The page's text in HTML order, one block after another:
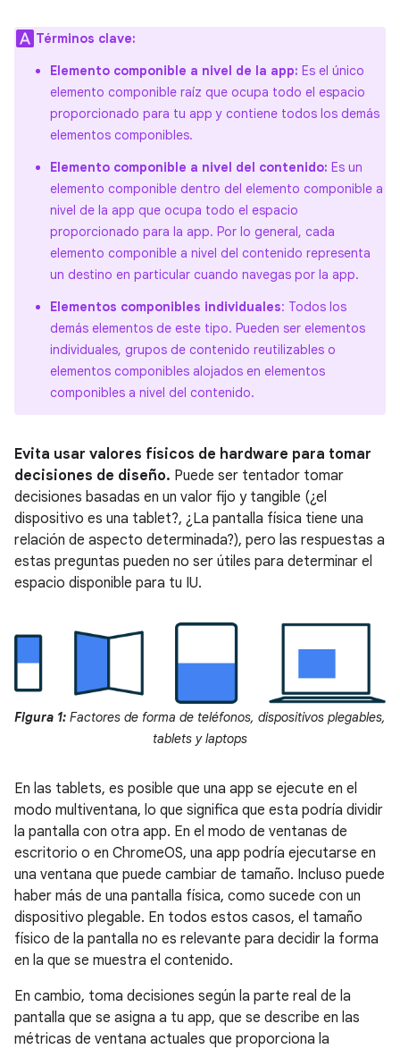
Términos clave:
Elemento componible a nivel de la app: Es el único
elemento componible raíz que ocupa todo el espacio
proporcionado para tu app y contiene todos los demás
elementos componibles.
Elemento componible a nivel del contenido: Es un
elemento componible dentro del elemento componible a
nivel de la app que ocupa todo el espacio
proporcionado para la app. Por lo general, cada
elemento componible a nivel del contenido representa
un destino en particular cuando navegas por la app.
Elementos componibles individuales: Todos los
demás elementos de este tipo. Pueden ser elementos
individuales, grupos de contenido reutilizables o
elementos componibles alojados en elementos
componibles a nivel del contenido.
Evita usar valores físicos de hardware para tomar
decisiones de diseño. Puede ser tentador tomar
decisiones basadas en un valor fijo y tangible (¿el
dispositivo es una tablet?, ¿La pantalla física tiene una
relación de aspecto determinada?), pero las respuestas a
estas preguntas pueden no ser útiles para determinar el
espacio disponible para tu IU.
Figura 1: Factores de forma de teléfonos, dispositivos plegables,
tablets y laptops
En las tablets, es posible que una app se ejecute en el
modo multiventana, lo que significa que esta podría dividir
la pantalla con otra app. En el modo de ventanas de
escritorio o en ChromeOS, una app podría ejecutarse en
una ventana que puede cambiar de tamaño. Incluso puede
haber más de una pantalla física, como sucede con un
dispositivo plegable. En todos estos casos, el tamaño
físico de la pantalla no es relevante para decidir la forma
en la que se muestra el contenido.
En cambio, toma decisiones según la parte real de la
pantalla que se asigna a tu app, que se describe en las
métricas de ventana actuales que proporciona la